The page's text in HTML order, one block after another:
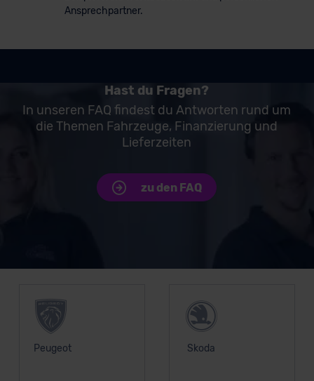
Ansprechpartner.
Hast du Fragen?
In unseren FAQ findest du Antworten rund um
die Themen Fahrzeuge, Finanzierung und
Lieferzeiten
zu den FAQ
Peugeot Skoda